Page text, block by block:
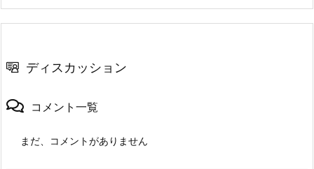
ディスカッション
コメント一覧
まだ、コメントがありません